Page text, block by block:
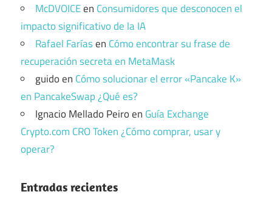
McDVOICEen Consumidores que desconocen el
impacto significativo de la IA
Rafael Faríasen Cómo encontrar su frase de
recuperación secreta en MetaMask
guidoen Cómo solucionar el error «Pancake K»
en PancakeSwap ¿Qué es?
Ignacio Mellado Peiroen Guía Exchange
Crypto.com CRO Token ¿Cómo comprar, usar y
operar?
Entradas recientes